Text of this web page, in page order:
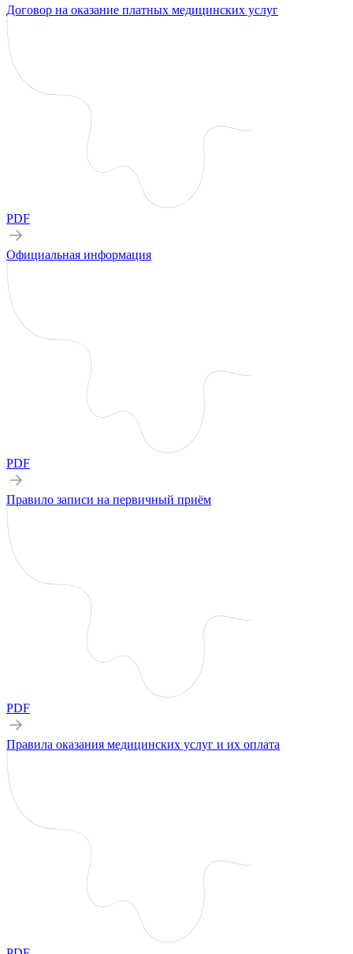
Договор на оказание платных медицинских услуг
PDF
Официальная информация
PDF
Правило записи на первичный приём
PDF
Правила оказания медицинских услуг и их оплата